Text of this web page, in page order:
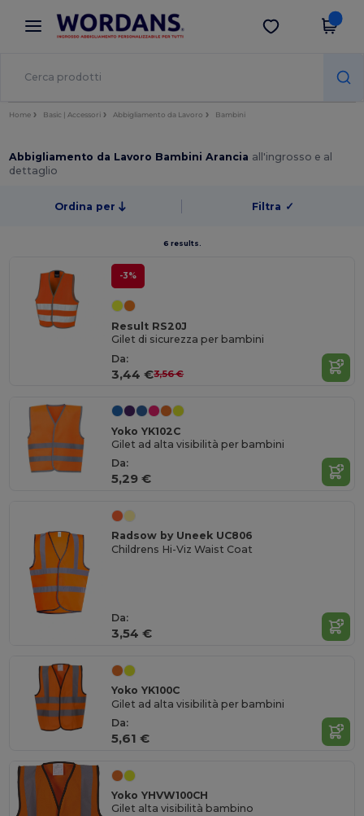
× App Wordans
Prezzi migliori sull'app!
Scarica app
Home Basic | Accessori Abbigliamento da Lavoro Bambini
Abbigliamento da Lavoro Bambini Arancia all'ingrosso e al
dettaglio
Ordina per Filtra ✓
6 results.
-3%
Result RS20J
Gilet di sicurezza per bambini
Da:
3,44 €3,56 €
Yoko YK102C
Gilet ad alta visibilità per bambini
Da:
5,29 €
Radsow by Uneek UC806
Childrens Hi-Viz Waist Coat
Da:
3,54 €
Yoko YK100C
Gilet ad alta visibilità per bambini
Da:
5,61 €
Yoko YHVW100CH
Gilet alta visibilità bambino